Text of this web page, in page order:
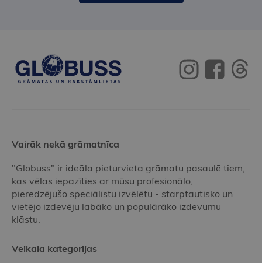
Vairāk nekā grāmatnīca
"Globuss" ir ideāla pieturvieta grāmatu pasaulē tiem,
kas vēlas iepazīties ar mūsu profesionālo,
pieredzējušo speciālistu izvēlētu - starptautisko un
vietējo izdevēju labāko un populārāko izdevumu
klāstu.
Veikala kategorijas